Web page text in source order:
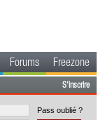
Forums Freezone
S'inscrire
Pass oublié ?